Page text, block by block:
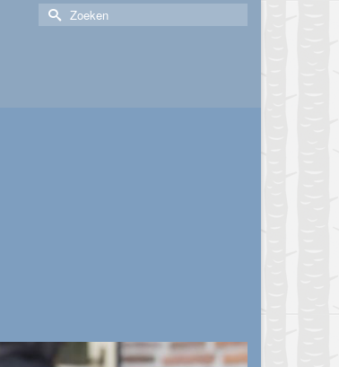
Zoek